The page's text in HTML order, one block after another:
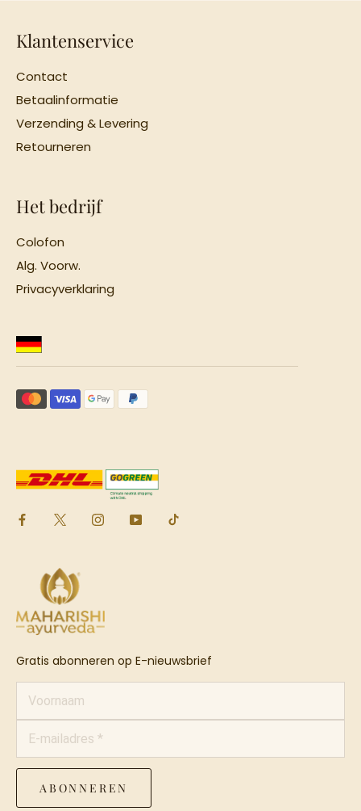
Klantenservice
Contact
Betaalinformatie
Verzending & Levering
Retourneren
Het bedrijf
Colofon
Alg. Voorw.
Privacyverklaring
Gratis abonneren op E-nieuwsbrief
ABONNEREN